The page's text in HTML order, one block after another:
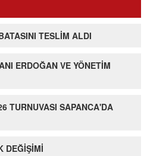
TESLİM ALDI
ERDOĞAN VE YÖNETİM
TURNUVASI SAPANCA'DA
DEĞİŞİMİ